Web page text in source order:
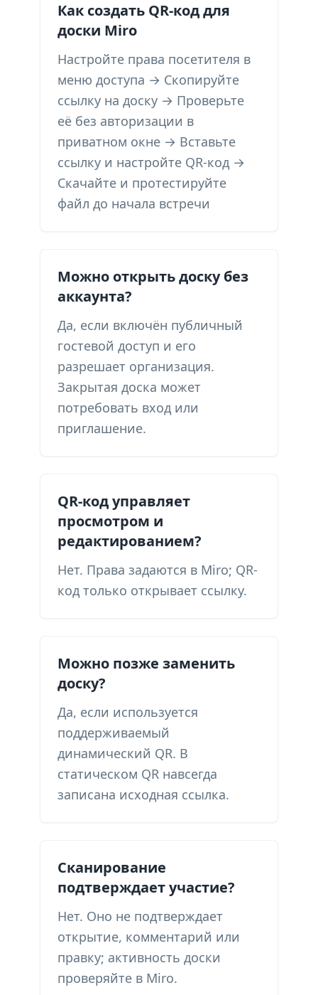
Как создать QR-код для
доски Miro
Настройте права посетителя в
меню доступа → Скопируйте
ссылку на доску → Проверьте
её без авторизации в
приватном окне → Вставьте
ссылку и настройте QR-код →
Скачайте и протестируйте
файл до начала встречи
Можно открыть доску без
аккаунта?
Да, если включён публичный
гостевой доступ и его
разрешает организация.
Закрытая доска может
потребовать вход или
приглашение.
QR-код управляет
просмотром и
редактированием?
Нет. Права задаются в Miro; QR-
код только открывает ссылку.
Можно позже заменить
доску?
Да, если используется
поддерживаемый
динамический QR. В
статическом QR навсегда
записана исходная ссылка.
Сканирование
подтверждает участие?
Нет. Оно не подтверждает
открытие, комментарий или
правку; активность доски
проверяйте в Miro.